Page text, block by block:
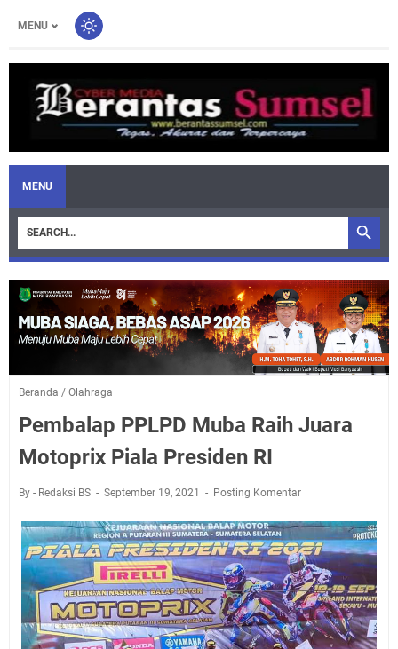
MENU
MENU
Beranda / Olahraga
Pembalap PPLPD Muba Raih Juara
Motoprix Piala Presiden RI
By - Redaksi BS September 19, 2021 Posting Komentar